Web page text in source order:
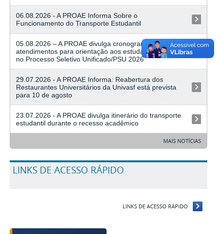
06.08.2026 - A PROAE Informa Sobre o
Funcionamento do Transporte Estudantil
05.08.2026 – A PROAE divulga cronograma de
atendimentos para orientação aos estudantes inscritos
no Processo Seletivo Unificado/PSU 2026
29.07.2026 - A PROAE Informa: Reabertura dos
Restaurantes Universitários da Univasf está prevista
para 10 de agosto
23.07.2026 - A PROAE divulga itinerário do transporte
estudantil durante o recesso acadêmico
MAIS NOTÍCIAS
LINKS DE ACESSO RÁPIDO
LINKS DE ACESSO RÁPIDO